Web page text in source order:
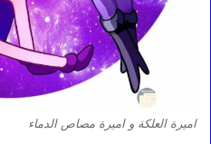
اميرة العلكة و اميرة مصاص الدماء